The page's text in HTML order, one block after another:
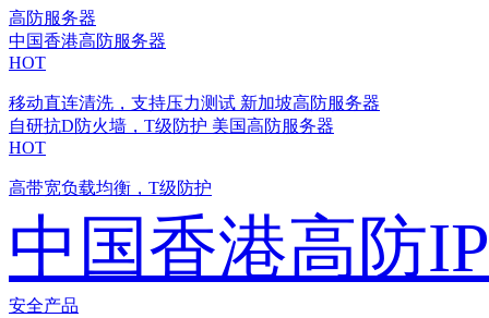
高防服务器
中国香港高防服务器
HOT
移动直连清洗，支持压力测试 新加坡高防服务器
自研抗D防火墙，T级防护 美国高防服务器
HOT
高带宽负载均衡，T级防护
中国香港高防IP
安全产品